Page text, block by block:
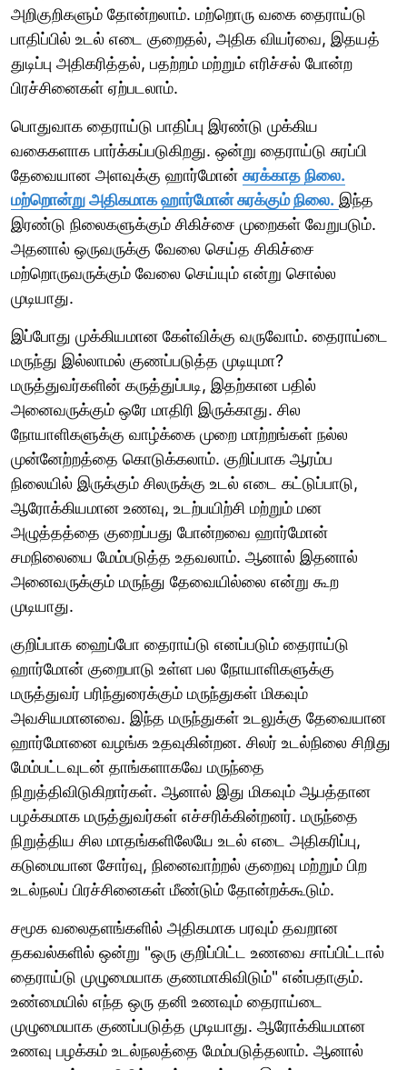
அறிகுறிகளும் தோன்றலாம். மற்றொரு வகை தைராய்டு
பாதிப்பில் உடல் எடை குறைதல், அதிக வியர்வை, இதயத்
துடிப்பு அதிகரித்தல், பதற்றம் மற்றும் எரிச்சல் போன்ற
பிரச்சினைகள் ஏற்படலாம்.
பொதுவாக தைராய்டு பாதிப்பு இரண்டு முக்கிய
வகைகளாக பார்க்கப்படுகிறது. ஒன்று தைராய்டு சுரப்பி
தேவையான அளவுக்கு ஹார்மோன் சுரக்காத நிலை.
மற்றொன்று அதிகமாக ஹார்மோன் சுரக்கும் நிலை. இந்த
இரண்டு நிலைகளுக்கும் சிகிச்சை முறைகள் வேறுபடும்.
அதனால் ஒருவருக்கு வேலை செய்த சிகிச்சை
மற்றொருவருக்கும் வேலை செய்யும் என்று சொல்ல
முடியாது.
இப்போது முக்கியமான கேள்விக்கு வருவோம். தைராய்டை
மருந்து இல்லாமல் குணப்படுத்த முடியுமா?
மருத்துவர்களின் கருத்துப்படி, இதற்கான பதில்
அனைவருக்கும் ஒரே மாதிரி இருக்காது. சில
நோயாளிகளுக்கு வாழ்க்கை முறை மாற்றங்கள் நல்ல
முன்னேற்றத்தை கொடுக்கலாம். குறிப்பாக ஆரம்ப
நிலையில் இருக்கும் சிலருக்கு உடல் எடை கட்டுப்பாடு,
ஆரோக்கியமான உணவு, உடற்பயிற்சி மற்றும் மன
அழுத்தத்தை குறைப்பது போன்றவை ஹார்மோன்
சமநிலையை மேம்படுத்த உதவலாம். ஆனால் இதனால்
அனைவருக்கும் மருந்து தேவையில்லை என்று கூற
முடியாது.
குறிப்பாக ஹைப்போ தைராய்டு எனப்படும் தைராய்டு
ஹார்மோன் குறைபாடு உள்ள பல நோயாளிகளுக்கு
மருத்துவர் பரிந்துரைக்கும் மருந்துகள் மிகவும்
அவசியமானவை. இந்த மருந்துகள் உடலுக்கு தேவையான
ஹார்மோனை வழங்க உதவுகின்றன. சிலர் உடல்நிலை சிறிது
மேம்பட்டவுடன் தாங்களாகவே மருந்தை
நிறுத்திவிடுகிறார்கள். ஆனால் இது மிகவும் ஆபத்தான
பழக்கமாக மருத்துவர்கள் எச்சரிக்கின்றனர். மருந்தை
நிறுத்திய சில மாதங்களிலேயே உடல் எடை அதிகரிப்பு,
கடுமையான சோர்வு, நினைவாற்றல் குறைவு மற்றும் பிற
உடல்நலப் பிரச்சினைகள் மீண்டும் தோன்றக்கூடும்.
சமூக வலைதளங்களில் அதிகமாக பரவும் தவறான
தகவல்களில் ஒன்று "ஒரு குறிப்பிட்ட உணவை சாப்பிட்டால்
தைராய்டு முழுமையாக குணமாகிவிடும்" என்பதாகும்.
உண்மையில் எந்த ஒரு தனி உணவும் தைராய்டை
முழுமையாக குணப்படுத்த முடியாது. ஆரோக்கியமான
உணவு பழக்கம் உடல்நலத்தை மேம்படுத்தலாம். ஆனால்